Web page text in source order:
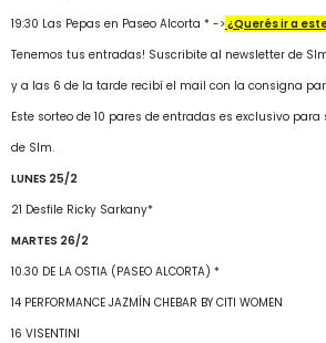
19:30 Las Pepas en Paseo Alcorta * ->¿Querés ir a
Tenemos tus entradas! Suscribite al newsletter de
y a las 6 de la tarde recibí el mail con la consigna
Este sorteo de 10 pares de entradas es exclusivo
de Slm.
LUNES 25/2
21 Desfile Ricky Sarkany*
MARTES 26/2
10.30 DE LA OSTIA (PASEO ALCORTA) *
14 PERFORMANCE JAZMÍN CHEBAR BY CITI WOMEN
16 VISENTINI